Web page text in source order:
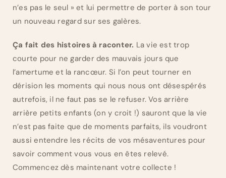
n’es pas le seul » et lui permettre de porter à son tour
un nouveau regard sur ses galères.
Ça fait des histoires à raconter. La vie est trop
courte pour ne garder des mauvais jours que
l’amertume et la rancœur. Si l’on peut tourner en
dérision les moments qui nous nous ont désespérés
autrefois, il ne faut pas se le refuser. Vos arrière
arrière petits enfants (on y croit !) sauront que la vie
n’est pas faite que de moments parfaits, ils voudront
aussi entendre les récits de vos mésaventures pour
savoir comment vous vous en êtes relevé.
Commencez dès maintenant votre collecte !